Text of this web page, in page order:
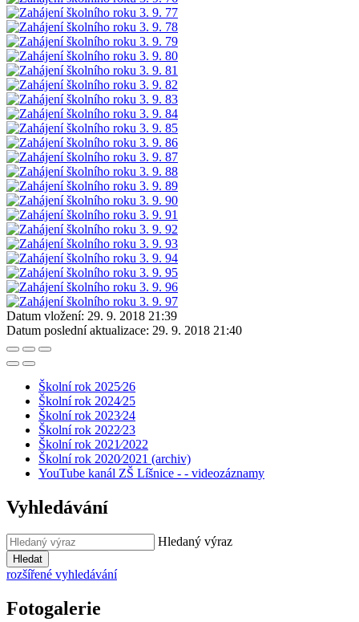
Datum vložení: 29. 9. 2018 21:39
Datum poslední aktualizace: 29. 9. 2018 21:40
Školní rok 2025⁄26
Školní rok 2024⁄25
Školní rok 2023⁄24
Školní rok 2022⁄23
Školní rok 2021⁄2022
Školní rok 2020⁄2021 (archiv)
YouTube kanál ZŠ Líšnice - - videozáznamy
Vyhledávání
Hledaný výraz
Hledat
rozšířené vyhledávání
Fotogalerie